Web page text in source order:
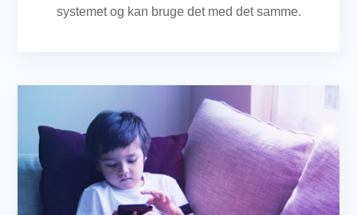
systemet og kan bruge det med det samme.